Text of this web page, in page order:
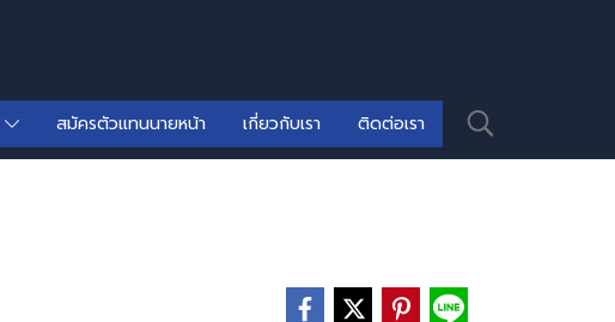
สมัครตัวแทนนายหน้า เกี่ยวกับเรา ติดต่อเรา